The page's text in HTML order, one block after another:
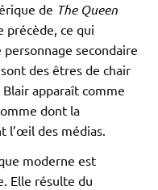
de The Queen
précède, ce qui
secondaire
des êtres de chair
apparaît comme
dont la
l’œil des médias.
moderne est
Elle résulte du